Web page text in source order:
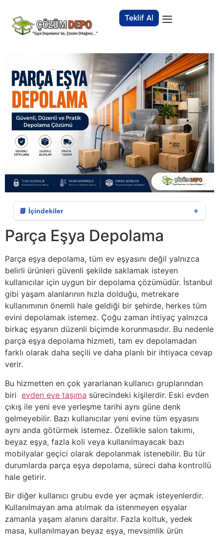
Teklif Al
📘 İçindekiler ＋
Parça Eşya Depolama
Parça eşya depolama, tüm ev eşyasını değil yalnızca
belirli ürünleri güvenli şekilde saklamak isteyen
kullanıcılar için uygun bir depolama çözümüdür. İstanbul
gibi yaşam alanlarının hızla dolduğu, metrekare
kullanımının önemli hale geldiği bir şehirde, herkes tüm
evini depolamak istemez. Çoğu zaman ihtiyaç yalnızca
birkaç eşyanın düzenli biçimde korunmasıdır. Bu nedenle
parça eşya depolama hizmeti, tam ev depolamadan
farklı olarak daha seçili ve daha planlı bir ihtiyaca cevap
verir.
Bu hizmetten en çok yararlanan kullanıcı gruplarından
biri evden eve taşıma sürecindeki kişilerdir. Eski evden
çıkış ile yeni eve yerleşme tarihi aynı güne denk
gelmeyebilir. Bazı kullanıcılar yeni evine tüm eşyasını
aynı anda götürmek istemez. Özellikle salon takımı,
beyaz eşya, fazla koli veya kullanılmayacak bazı
mobilyalar geçici olarak depolanmak istenebilir. Bu tür
durumlarda parça eşya depolama, süreci daha kontrollü
hale getirir.
Bir diğer kullanıcı grubu evde yer açmak isteyenlerdir.
Kullanılmayan ama atılmak da istenmeyen eşyalar
zamanla yaşam alanını daraltır. Fazla koltuk, yedek
masa, kullanılmayan beyaz eşya, mevsimlik ürün